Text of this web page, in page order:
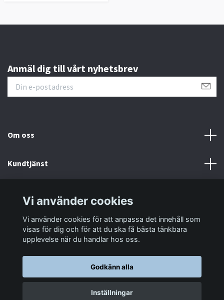
Anmäl dig till vårt nyhetsbrev
Om oss
Kundtjänst
Sociala medier
© 2026 LastaTungt.se
Vi använder cookies
Vi använder cookies för att anpassa det innehåll som
visas för dig och för att du ska få bästa tänkbara
upplevelse när du handlar hos oss.
Godkänn alla
Inställningar